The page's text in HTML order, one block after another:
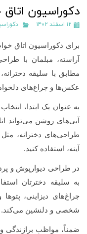
دکوراسیون
۱۲ اسفند ۱۴۰۲
برای دکوراسیون اتاق
آراسته، مبلمان با
مطابق با سلیقه
عکس‌ها و چراغ‌های دلخواه
به عنوان یک ابتدا،
آبی‌های روشن می‌تواند
طراحی‌های دخترانه،
آینه، استفاده کنید.
در طراحی دیوارپوش و
به سلیقه دخترتان
چراغ‌های دیزاینی،
شخصی و دلنشین می‌کند.
ضمناً، مواظب برازندگی